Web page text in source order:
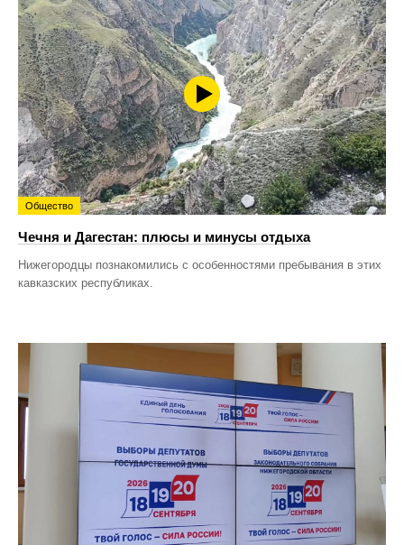
Общество
Чечня и Дагестан: плюсы и минусы отдыха
Нижегородцы познакомились с особенностями пребывания в этих
кавказских республиках.